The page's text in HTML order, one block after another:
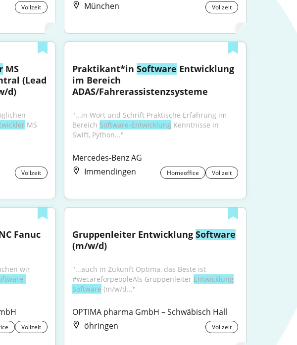
Vollzeit
München
Vollzeit
MS
(Lead
d)
MS
Vollzeit
Praktikant*in Software Entwicklung
im Bereich
ADAS/Fahrerassistenzsysteme
"...in Wort und Schrift Praktische Erfahrung im
Bereich Software-Entwicklung Kenntnisse in
Swift, Python..."
Mercedes-Benz AG
Immendingen
Homeoffice Vollzeit
Fanuc
wir
Vollzeit
Gruppenleiter Entwicklung Software
(m/w/d)
"...auch in Zukunft Optima, das Beste ist
#wecareforpeopleAls Gruppenleiter Entwicklung
Software (m/w/d..."
OPTIMA pharma GmbH – Schwäbisch Hall
öhringen
Vollzeit